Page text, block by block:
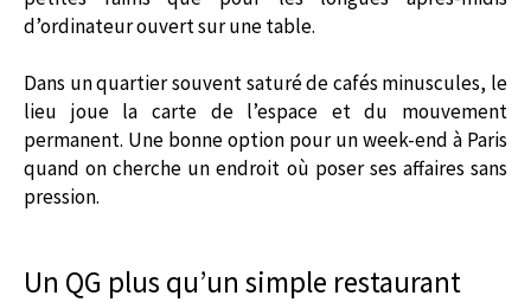
d’ordinateur ouvert sur une table.
Dans un quartier souvent saturé de cafés minuscules, le
lieu joue la carte de l’espace et du mouvement
permanent. Une bonne option pour un week-end à Paris
quand on cherche un endroit où poser ses affaires sans
pression.
Un QG plus qu’un simple restaurant